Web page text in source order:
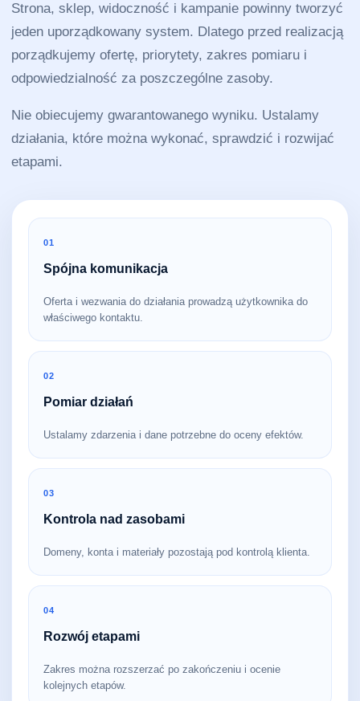
Strona, sklep, widoczność i kampanie powinny tworzyć
jeden uporządkowany system. Dlatego przed realizacją
porządkujemy ofertę, priorytety, zakres pomiaru i
odpowiedzialność za poszczególne zasoby.
Nie obiecujemy gwarantowanego wyniku. Ustalamy
działania, które można wykonać, sprawdzić i rozwijać
etapami.
01
Spójna komunikacja
Oferta i wezwania do działania prowadzą użytkownika do
właściwego kontaktu.
02
Pomiar działań
Ustalamy zdarzenia i dane potrzebne do oceny efektów.
03
Kontrola nad zasobami
Domeny, konta i materiały pozostają pod kontrolą klienta.
04
Rozwój etapami
Zakres można rozszerzać po zakończeniu i ocenie
kolejnych etapów.